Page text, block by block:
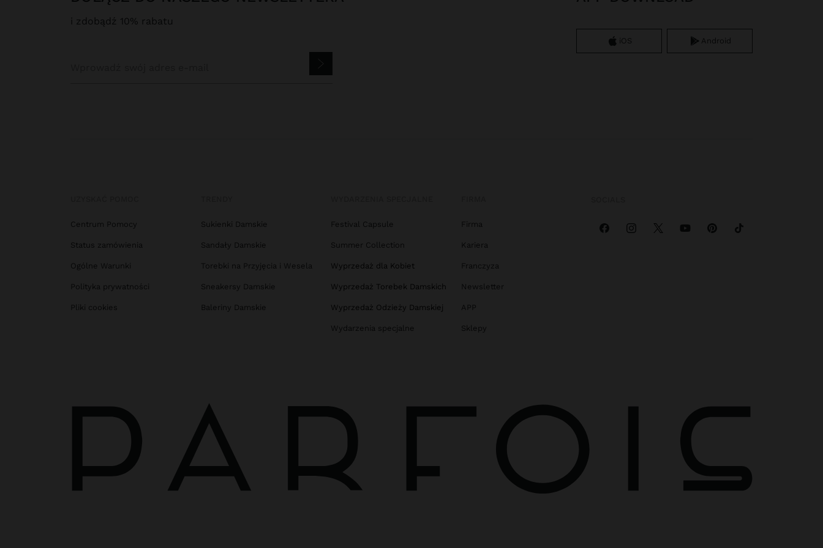
i zdobądź 10% rabatu
iOS Android
Centrum Pomocy
Status zamówienia
Ogólne Warunki
Polityka prywatności
Pliki cookies
Sukienki Damskie
Sandały Damskie
Torebki na Przyjęcia i Wesela
Sneakersy Damskie
Baleriny Damskie
Festival Capsule
Summer Collection
Wyprzedaż dla Kobiet
Wyprzedaż Torebek Damskich
Wyprzedaż Odzieży Damskiej
Wydarzenia specjalne
Firma
Kariera
Franczyza
Newsletter
APP
Sklepy